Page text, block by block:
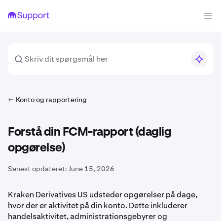
Konto og rapportering
Forstå din FCM-rapport (daglig
opgørelse)
Senest opdateret: June 15, 2026
Kraken Derivatives US udsteder opgørelser på dage,
hvor der er aktivitet på din konto. Dette inkluderer
handelsaktivitet, administrationsgebyrer og